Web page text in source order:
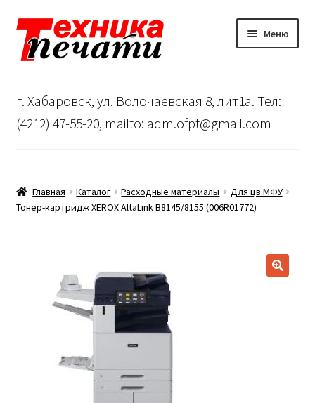
Перейти
навигации
Перейти
содержимому
Меню
Сервисный центр
…
г. Хабаровск, ул. Волочаевская 8, лит1а. Тел:
(4212) 47-55-20, mailto: adm.ofpt@gmail.com
Главная Каталог Расходные материалы
Для цв.МФУ
Тонер-картридж XEROX AltaLink B8145/8155 (006R01772)